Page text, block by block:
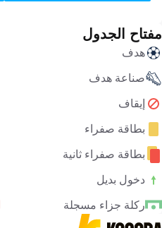
مفتاح الجدول
هدف
صناعة هدف
إيقاف
بطاقة صفراء
بطاقة صفراء ثانية
دخول بديل
ركلة جزاء مسجلة